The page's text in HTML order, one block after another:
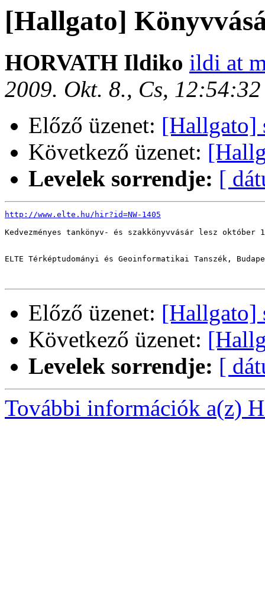
[Hallgato]
HORVATH Ildiko ildi at
2009. Okt. 8., Cs, 12:54:32
Előző üzenet: [Hallgato]
Következő üzenet:
Levelek sorrendje: [
http://www.elte.hu/hir?id=NW-1405
Kedvezményes tankönyv- és szakkönyvvásár lesz október
ELTE Térképtudományi és Geoinformatikai Tanszék,
Előző üzenet: [Hallgato]
Következő üzenet:
Levelek sorrendje: [
További információk a(z)